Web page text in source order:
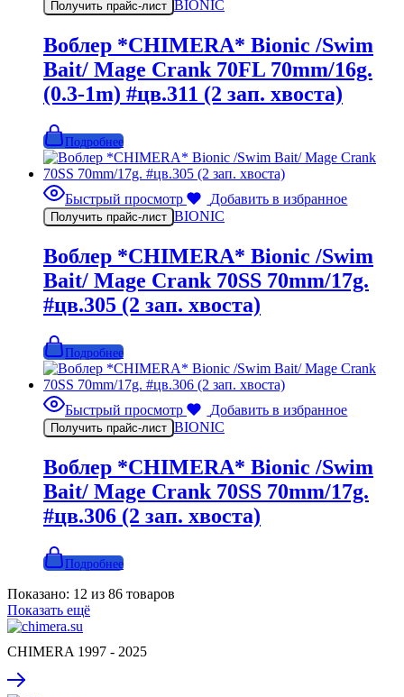
Получить прайс-лист BIONIC
Воблер *CHIMERA* Bionic /Swim
Bait/ Mage Crank 70FL 70mm/16g.
(0.3-1m) #цв.311 (2 зап. хвоста)
Подробнее
Быстрый просмотр Добавить в избранное
Получить прайс-лист BIONIC
Воблер *CHIMERA* Bionic /Swim
Bait/ Mage Crank 70SS 70mm/17g.
#цв.305 (2 зап. хвоста)
Подробнее
Быстрый просмотр Добавить в избранное
Получить прайс-лист BIONIC
Воблер *CHIMERA* Bionic /Swim
Bait/ Mage Crank 70SS 70mm/17g.
#цв.306 (2 зап. хвоста)
Подробнее
Показано: 12 из 86 товаров
Показать ещё
CHIMERA 1997 - 2025